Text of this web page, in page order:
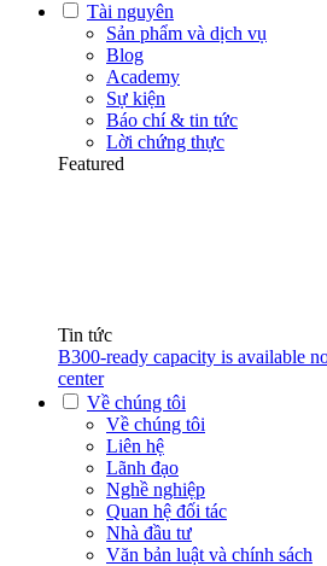
Tài nguyên
Sản phẩm và dịch vụ
Blog
Academy
Sự kiện
Báo chí & tin tức
Lời chứng thực
Featured
Tin tức
B300-ready capacity is available
center
Về chúng tôi
Về chúng tôi
Liên hệ
Lãnh đạo
Nghề nghiệp
Quan hệ đối tác
Nhà đầu tư
Văn bản luật và chính sách